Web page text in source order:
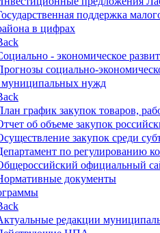
поддержка
в цифрах
- экономическое
социально-
муниципальных нужд
график закупок товаров,
об объеме закупок
закупок среди
по регулированию
официальный
документы
редакции